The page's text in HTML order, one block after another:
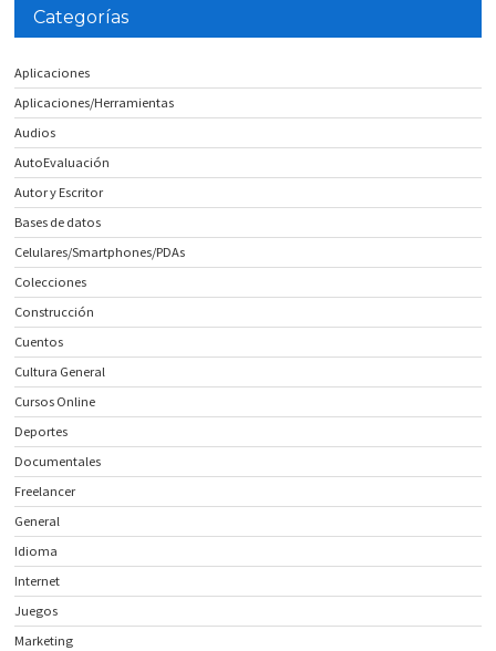
Categorías
Aplicaciones
Aplicaciones/Herramientas
Audios
AutoEvaluación
Autor y Escritor
Bases de datos
Celulares/Smartphones/PDAs
Colecciones
Construcción
Cuentos
Cultura General
Cursos Online
Deportes
Documentales
Freelancer
General
Idioma
Internet
Juegos
Marketing